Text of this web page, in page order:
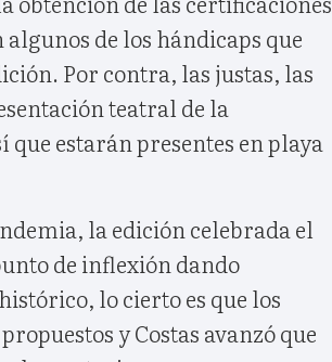
de los hándicaps que
Por contra, las justas, las
teatral de la
estarán presentes en playa
la edición celebrada el
de inflexión dando
lo cierto es que los
y Costas avanzó que